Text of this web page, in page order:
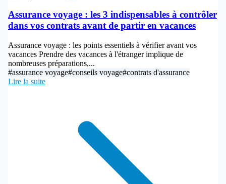
Assurance voyage : les 3 indispensables à contrôler
dans vos contrats avant de partir en vacances
Assurance voyage : les points essentiels à vérifier avant vos
vacances Prendre des vacances à l'étranger implique de
nombreuses préparations,...
#assurance voyage#conseils voyage#contrats d'assurance
Lire la suite